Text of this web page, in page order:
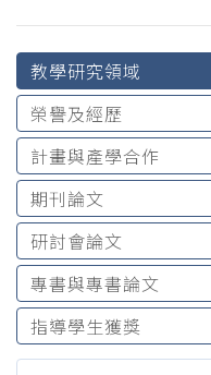
教學研究領域
榮譽及經歷
計畫與產學合作
期刊論文
研討會論文
專書與專書論文
指導學生獲獎